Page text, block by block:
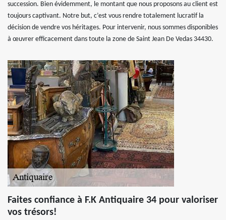
succession. Bien évidemment, le montant que nous proposons au client est
toujours captivant. Notre but, c’est vous rendre totalement lucratif la
décision de vendre vos héritages. Pour intervenir, nous sommes disponibles
à œuvrer efficacement dans toute la zone de Saint Jean De Vedas 34430.
Faites confiance à F.K Antiquaire 34 pour valoriser
vos trésors!